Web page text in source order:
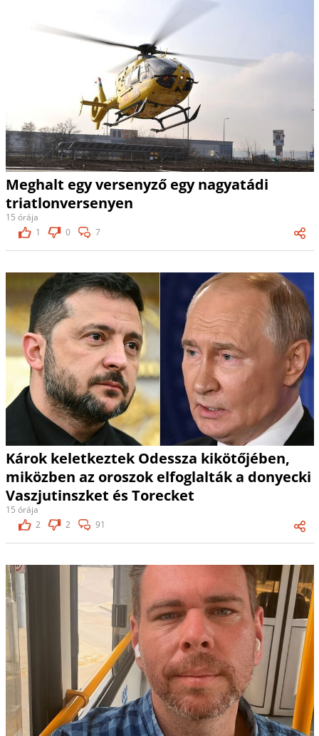
Meghalt egy versenyző egy nagyatádi
triatlonversenyen
15 órája
1
0 7
Károk keletkeztek Odessza kikötőjében,
miközben az oroszok elfoglalták a donyecki
Vaszjutinszket és Torecket
15 órája
2
2 91